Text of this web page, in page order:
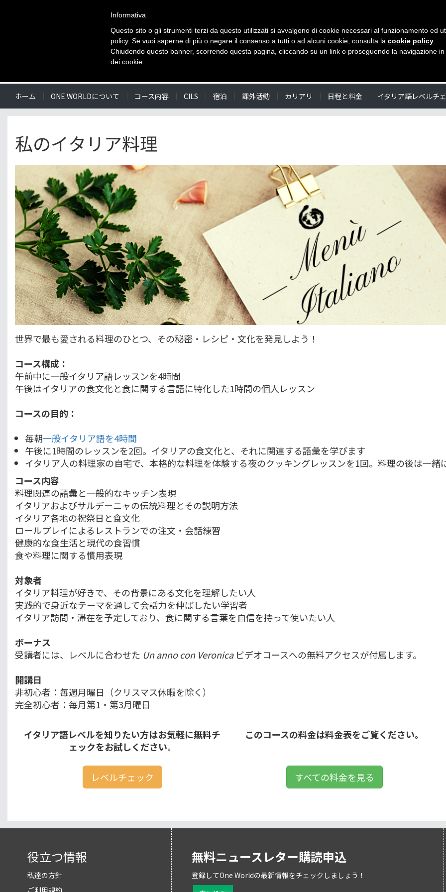
ワンワー
ホーム ONE WORLDについて コース内容 CILS 宿泊 課外活動 カリアリ 日程と料金 イタリア語レベルチ
私のイタリア料理
世界で最も愛される料理のひとつ、その秘密・レシピ・文化を発見しよう！
コース構成：
午前中に一般イタリア語レッスンを4時間
午後はイタリアの食文化と食に関する言語に特化した1時間の個人レッスン
コースの目的：
毎朝一般イタリア語を4時間
午後に1時間のレッスンを2回。イタリアの食文化と、それに関連する語彙を学びます
イタリア人の料理家の自宅で、本格的な料理を体験する夜のクッキングレッスンを1回。料理の後は一緒
コース内容
料理関連の語彙と一般的なキッチン表現
イタリアおよびサルデーニャの伝統料理とその説明方法
イタリア各地の祝祭日と食文化
ロールプレイによるレストランでの注文・会話練習
健康的な食生活と現代の食習慣
食や料理に関する慣用表現
対象者
イタリア料理が好きで、その背景にある文化を理解したい人
実践的で身近なテーマを通して会話力を伸ばしたい学習者
イタリア訪問・滞在を予定しており、食に関する言葉を自信を持って使いたい人
ボーナス
受講者には、レベルに合わせた Un anno con Veronicaビデオコースへの無料アクセスが付属します。
開講日
非初心者：毎週月曜日（クリスマス休暇を除く）
完全初心者：毎月第1・第3月曜日
イタリア語レベルを知りたい方はお気軽に無料チ
ェックをお試しください。
このコースの料金は料金表をご覧ください。
レベルチェック すべての料金を見る
役立つ情報
私達の方針
ご利用規約
無料ニュースレター購読申込
登録してOne Worldの最新情報をチェックしましょう！
Informativa
Questo sito o gli strumenti terzi da questo utilizzati si avvalgono di cookie necessari al funzionamento ed
policy. Se vuoi saperne di più o negare il consenso a tutti o ad alcuni cookie, consulta la cookie policy
Chiudendo questo banner, scorrendo questa pagina, cliccando su un link o proseguendo la navigazione
dei cookie.